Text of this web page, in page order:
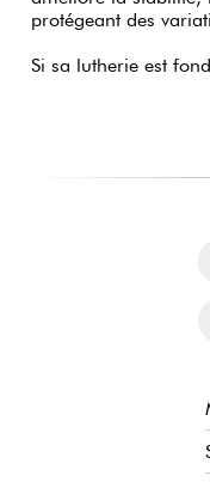
protégeant des
Si sa lutherie est